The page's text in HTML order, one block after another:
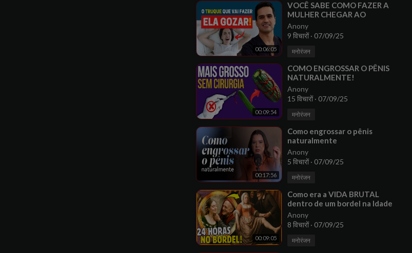
00:06:05
⁣VOCÊ SABE COMO FAZER A
MULHER CHEGAR AO
ORGASMO E TER MAIS PRAZER?
TRUQUE DE UROLOGISTA!
Anony
9 विचारों· 07/09/25
मनोरंजन
00:09:54
⁣COMO ENGROSSAR O PÊNIS
NATURALMENTE!
Anony
15 विचारों· 07/09/25
मनोरंजन
00:17:56
⁣Como engrossar o pênis
naturalmente
Anony
5 विचारों· 07/09/25
मनोरंजन
00:09:05
⁣Como era a VIDA BRUTAL
dentro de um bordel na Idade
Média?
Anony
8 विचारों· 07/09/25
मनोरंजन